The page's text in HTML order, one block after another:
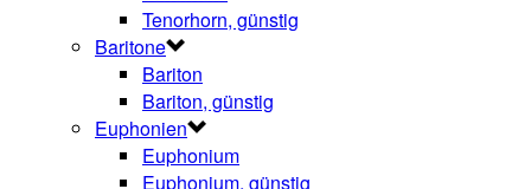
Tenorhorn, günstig
Baritone
Bariton
Bariton, günstig
Euphonien
Euphonium
Euphonium, günstig